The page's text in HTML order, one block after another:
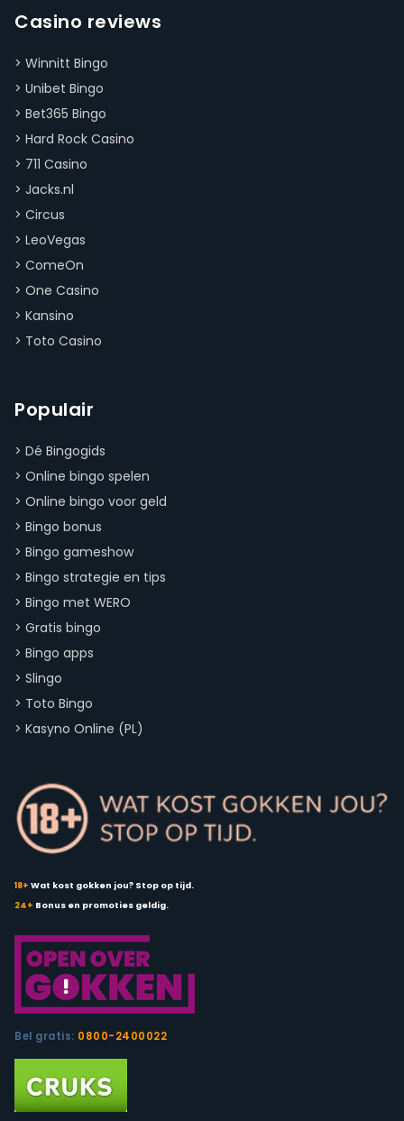
Casino reviews
> Winnitt Bingo
> Unibet Bingo
> Bet365 Bingo
> Hard Rock Casino
> 711 Casino
> Jacks.nl
> Circus
> LeoVegas
> ComeOn
> One Casino
> Kansino
> Toto Casino
Populair
> Dé Bingogids
> Online bingo spelen
> Online bingo voor geld
> Bingo bonus
> Bingo gameshow
> Bingo strategie en tips
> Bingo met WERO
> Gratis bingo
> Bingo apps
> Slingo
> Toto Bingo
> Kasyno Online (PL)
18+ Wat kost gokken jou? Stop op tijd.
24+ Bonus en promoties geldig.
Bel gratis: 0800-2400022